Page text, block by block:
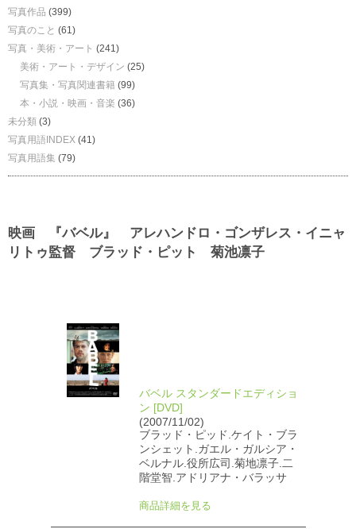
写真作品 (399)
写真のこと (61)
写真・美術・アート (241)
美術・アート・デザイン (25)
写真集・写真関連書籍 (99)
本・小説・映画・音楽 (36)
未分類 (3)
写真用語INDEX (41)
写真用語集 (79)
映画 『バベル』 アレハンドロ・ゴンザレス・イニャ
リトゥ監督 ブラッド・ピット 菊池凛子
バベル スタンダードエディショ
ン [DVD]
(2007/11/02)
ブラッド・ピッド.ケイト・ブラ
ンシェット.ガエル・ガルシア・
ベルナル.役所広司.菊地凛子.二
階堂智.アドリアナ・バラッサ
商品詳細を見る